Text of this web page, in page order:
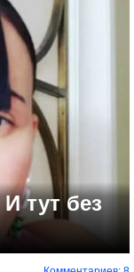
тут без